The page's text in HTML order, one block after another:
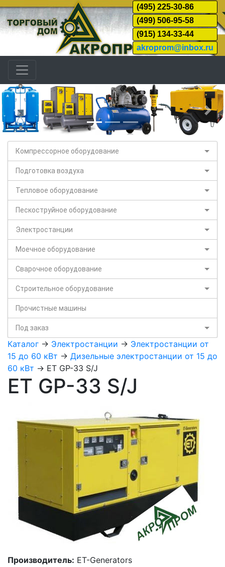
(495) 225-30-86
(499) 506-95-58
(915) 134-33-44
akroprom@inbox.ru
Назад
Компрессорное оборудование
Подготовка воздуха
Тепловое оборудование
Пескоструйное оборудование
Электростанции
Моечное оборудование
Сварочное оборудование
Строительное оборудование
Прочистные машины
Под заказ
Каталог -> Электростанции -> Электростанции от
15 до 60 кВт -> Дизельные электростанции от 15 до
60 кВт -> ET GP-33 S/J
ET GP-33 S/J
Производитель: ET-Generators